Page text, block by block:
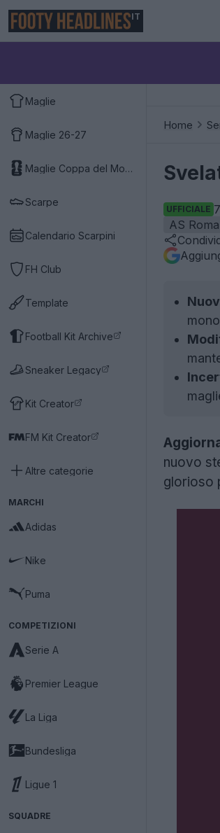
IT
Maglie
Maglie 26-27
Maglie Coppa del Mondo 2026
Scarpe
Calendario Scarpini
FH Club
Template
Football Kit Archive
Sneaker Legacy
Kit Creator
FM Kit Creator
Altre categorie
MARCHI
Adidas
Nike
Puma
COMPETIZIONI
Serie A
Premier League
La Liga
Bundesliga
Ligue 1
SQUADRE
Home
UFFICIALE
AS Roma
nuovo
glorioso